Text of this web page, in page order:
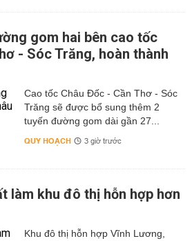
gom hai bên cao tốc
- Sóc Trăng, hoàn thành
Cao tốc Châu Đốc - Cần Thơ - Sóc
Trăng sẽ được bổ sung thêm 2
tuyến đường gom dài gần 27...
QUY HOẠCH 3 giờ trước
làm khu đô thị hỗn hợp hơn
Khu đô thị hỗn hợp Vĩnh Lương,